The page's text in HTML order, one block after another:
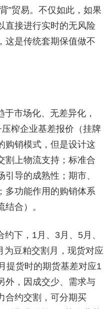
”贸易。不仅如此，如果
直接进行实时的无风险
这是传统套期保值做不
市场化、无差异化，
榨企业基差报价（挂牌
购销模式，但是设计这
割上物流支持；标准合
导的成熟性；期市、
多功能作用的购销体系
结合）。
下，1月、3月、5月、
为豆粕交割月，现货对应
提货时的期货基差对应1
外，因成交少、需求与
合约交割，可分期买